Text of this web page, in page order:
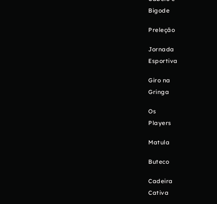
Bigode
Preleção
Jornada
Esportiva
Giro na
Gringa
Os
Players
Matula
Buteco
Cadeira
Cativa